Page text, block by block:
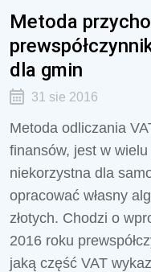
Metoda
dla gmin
31 sie 2016
Metoda odliczania
finansów, jest w
niekorzystna dla
opracować własny
złotych. Chodzi o
2016 roku
jaką część VAT